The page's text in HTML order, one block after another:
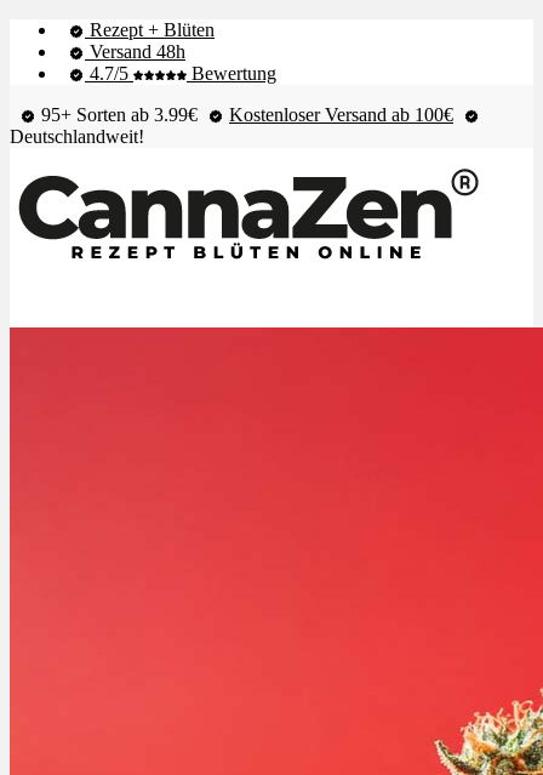
Rezept + Blüten
Versand 48h
4.7/5
Bewertung
95+ Sorten ab 3.99€
Kostenloser Versand ab 100€
Deutschlandweit!